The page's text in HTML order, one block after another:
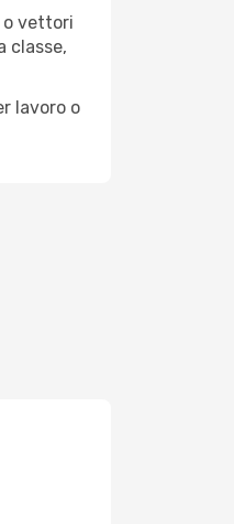
o vettori
classe,
lavoro o